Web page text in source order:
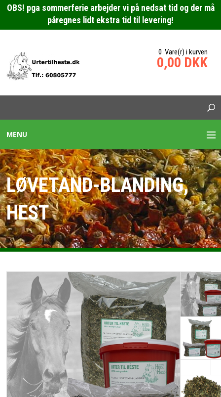
OBS! pga sommerferie arbejder vi på nedsat tid og der må
påregnes lidt ekstra tid til levering!
0 Vare(r) i kurven
0,00 DKK
MENU
URTEBLANDINGER HESTE
SPECIALBLANDING HEST
ENKELTURTER HESTE
PLEJEMIDLER HESTE
FORSIDEN
ANVENDELSE OG TIPS
HANDELSBETINGELSER
OM URTERTILHESTE.DK
LØVETAND-BLANDING,
HEST